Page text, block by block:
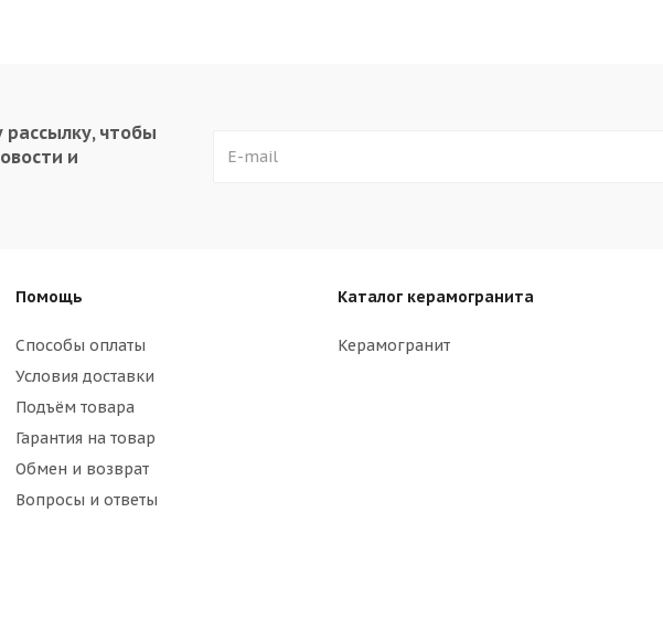
чтобы
и
Помощь
Способы оплаты
Условия доставки
Подъём товара
Гарантия на товар
Обмен и возврат
Вопросы и ответы
Каталог керамогранита
Керамогранит